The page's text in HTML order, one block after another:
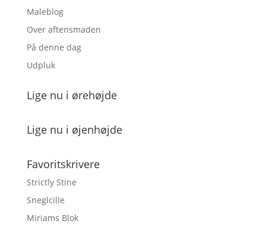
Maleblog
Over aftensmaden
På denne dag
Udpluk
Lige nu i ørehøjde
Lige nu i øjenhøjde
Favoritskrivere
Strictly Stine
Sneglcille
Miriams Blok